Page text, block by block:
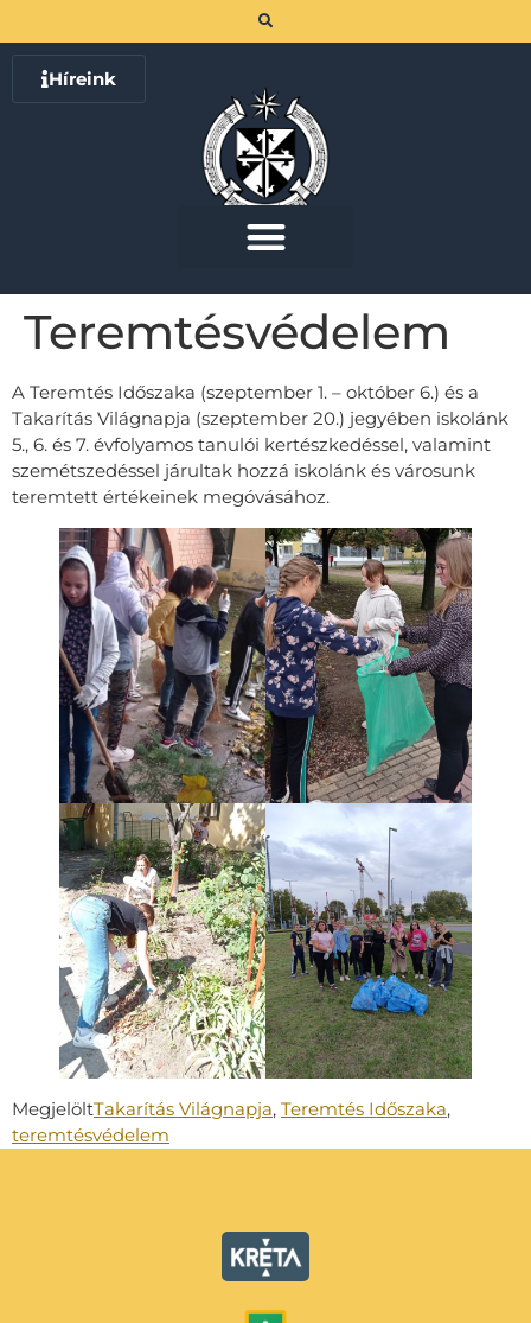
Híreink
Teremtésvédelem
A Teremtés Időszaka (szeptember 1. – október 6.) és a
Takarítás Világnapja (szeptember 20.) jegyében iskolánk
5., 6. és 7. évfolyamos tanulói kertészkedéssel, valamint
szemétszedéssel járultak hozzá iskolánk és városunk
teremtett értékeinek megóvásához.
MegjelöltTakarítás Világnapja, Teremtés Időszaka,
teremtésvédelem